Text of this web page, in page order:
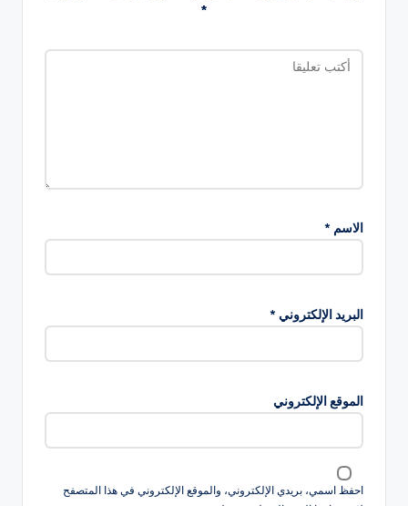
*
الاسم *
البريد الإلكتروني *
الموقع الإلكتروني
احفظ اسمي، بريدي الإلكتروني، والموقع الإلكتروني في هذا المتصفح